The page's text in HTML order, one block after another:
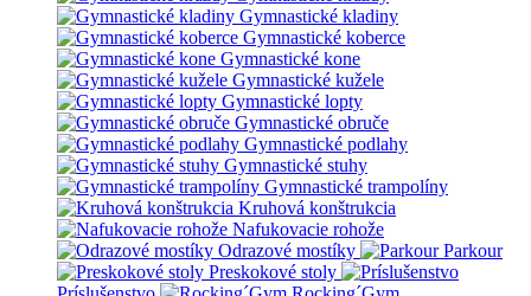
Gymnastické kladiny
Gymnastické koberce
Gymnastické kone
Gymnastické kužele
Gymnastické lopty
Gymnastické obruče
Gymnastické podlahy
Gymnastické stuhy
Gymnastické trampolíny
Kruhová konštrukcia
Nafukovacie rohože
Odrazové mostíky
Parkour
Preskokové stoly